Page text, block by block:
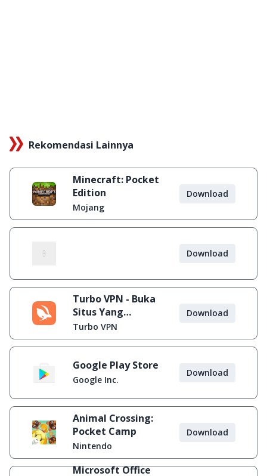
Rekomendasi Lainnya
Minecraft: Pocket
Edition
Mojang
Download
Download
Turbo VPN - Buka
Situs Yang
Diblokir
Turbo VPN
Download
Google Play Store
Google Inc.
Download
Animal Crossing:
Pocket Camp
Nintendo
Download
Microsoft Office